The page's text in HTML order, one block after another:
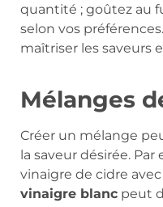
quantité ; goûtez au
selon vos
maîtriser les saveurs
Mélanges
Créer un mélange
la saveur désirée.
vinaigre de cidre
vinaigre blanc peut